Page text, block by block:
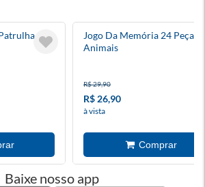
Jogo Da Memória 24 Peças
Animais
R$ 29,90
R$ 26,90
à vista
Baixe nosso app